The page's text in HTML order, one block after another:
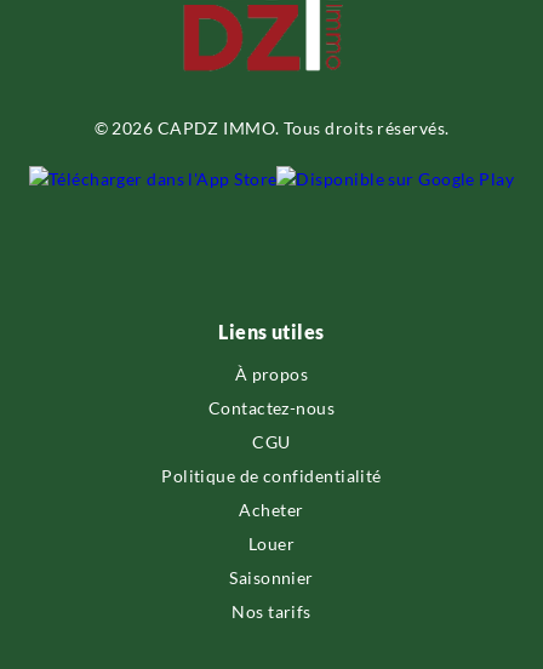
© 2026 CAPDZ IMMO. Tous droits réservés.
Liens utiles
À propos
Contactez-nous
CGU
Politique de confidentialité
Acheter
Louer
Saisonnier
Nos tarifs